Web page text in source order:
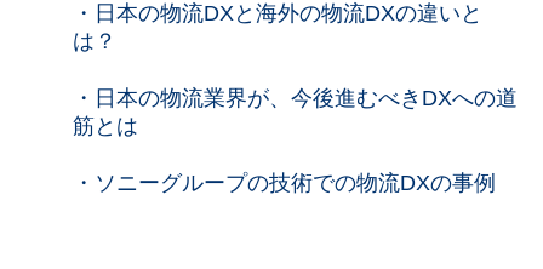
・日本の物流DXと海外の物流DXの違いと
は？
・日本の物流業界が、今後進むべきDXへの道
筋とは
・ソニーグループの技術での物流DXの事例